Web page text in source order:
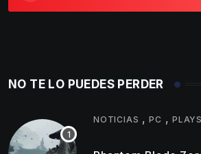
NO TE LO PUEDES PERDER
NOTICIAS ,PC ,